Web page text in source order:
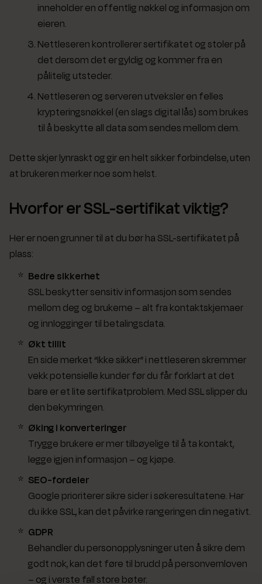
inneholder en offentlig nøkkel og informasjon om
eieren.
Nettleseren kontrollerer sertifikatet og stoler på
det dersom det er gyldig og kommer fra en
pålitelig utsteder.
Nettleseren og serveren utveksler en felles
krypteringsnøkkel (en slags digital lås) som brukes
til å beskytte all data som sendes mellom dem.
Dette skjer lynraskt og gir en helt sikker forbindelse, uten
at brukeren merker noe som helst.
Hvorfor er SSL-sertifikat viktig?
Her er noen grunner til at du bør ha SSL-sertifikatet på
plass:
Bedre sikkerhet
SSL beskytter sensitiv informasjon som sendes
mellom deg og brukerne – alt fra kontaktskjemaer
og innlogginger til betalingsdata.
Økt tillit
En side merket “Ikke sikker” i nettleseren skremmer
vekk potensielle kunder før du får forklart at det
bare er et lite sertifikatproblem. Med SSL slipper du
den bekymringen.
Øking i konverteringer
Trygge brukere er mer tilbøyelige til å ta kontakt,
legge igjen informasjon – og kjøpe.
SEO-fordeler
Google prioriterer sikre sider i søkeresultatene. Har
du ikke SSL, kan det påvirke rangeringen din negativt.
GDPR
Behandler du personopplysninger uten å sikre dem
godt nok, kan det føre til brudd på personvernloven
– og i verste fall store bøter.